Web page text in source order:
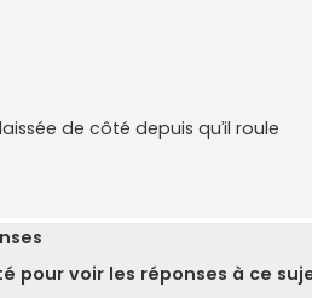
de côté depuis qu’il roule
pour voir les réponses à ce